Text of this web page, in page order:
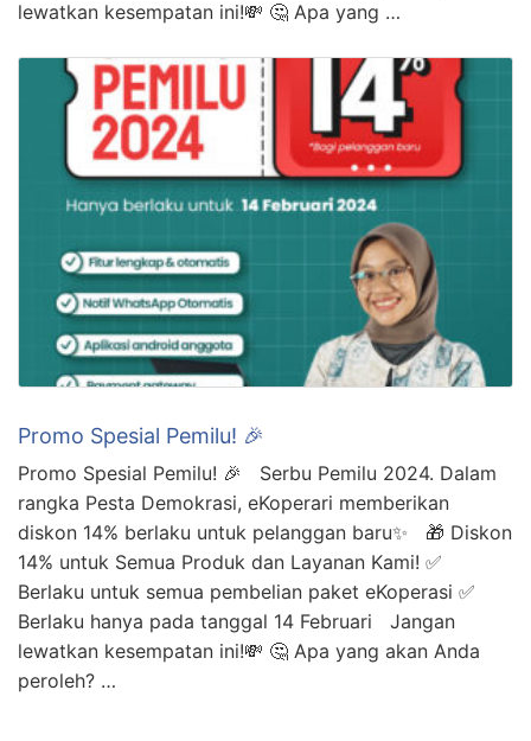
lewatkan kesempatan ini!💸 🤔 Apa yang …
Promo Spesial Pemilu! 🎉
Promo Spesial Pemilu! 🎉 Serbu Pemilu 2024. Dalam
rangka Pesta Demokrasi, eKoperari memberikan
diskon 14% berlaku untuk pelanggan baru✨ 🎁 Diskon
14% untuk Semua Produk dan Layanan Kami! ✅
Berlaku untuk semua pembelian paket eKoperasi ✅
Berlaku hanya pada tanggal 14 Februari Jangan
lewatkan kesempatan ini!💸 🤔 Apa yang akan Anda
peroleh? …